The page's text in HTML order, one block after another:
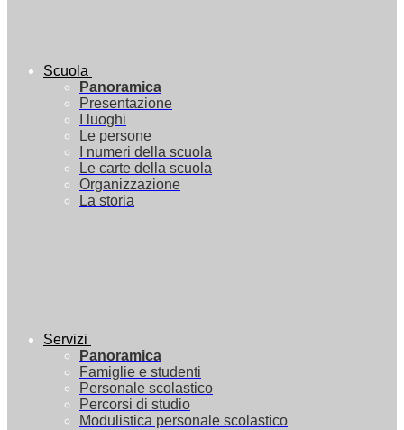
Scuola
Panoramica
Presentazione
I luoghi
Le persone
I numeri della scuola
Le carte della scuola
Organizzazione
La storia
Servizi
Panoramica
Famiglie e studenti
Personale scolastico
Percorsi di studio
Modulistica personale scolastico